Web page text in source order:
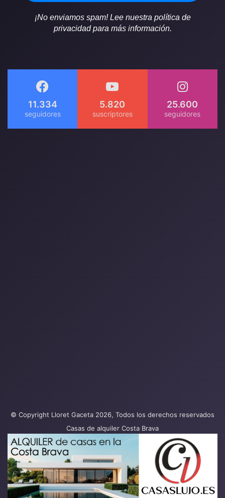
¡No enviamos spam! Lee nuestra política de
privacidad para más información.
11.334 5.820 25.600
© Copyright Lloret Gaceta 2026, Todos los derechos reservados
Casas de alquiler Costa Brava